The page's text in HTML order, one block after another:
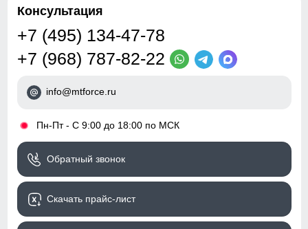
Консультация
+7 (495) 134-47-78
+7 (968) 787-82-22
info@mtforce.ru
• Пн-Пт - С 9:00 до 18:00 по МСК
Обратный звонок
Скачать прайс-лист